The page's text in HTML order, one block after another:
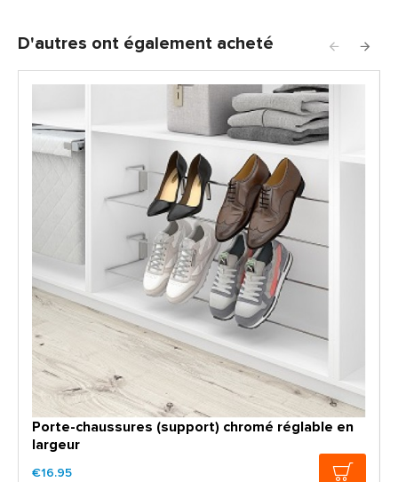
D'autres ont également acheté
Porte-chaussures (support) chromé réglable en
largeur
€16.95